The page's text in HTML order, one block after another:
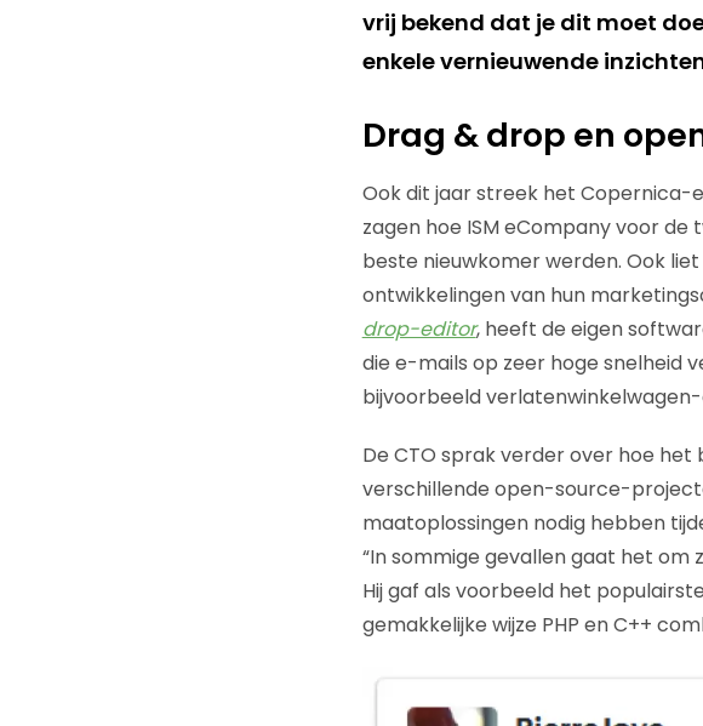
vrij bekend dat je dit moet
enkele vernieuwende
Drag & drop en
Ook dit jaar streek het Copernica-
zagen hoe ISM eCompany voor
beste nieuwkomer werden. Ook
ontwikkelingen van hun
drop-editor, heeft de eigen
die e-mails op zeer hoge snelheid
bijvoorbeeld
De CTO sprak verder over hoe
verschillende open-source-
maatoplossingen nodig hebben
“In sommige gevallen gaat het om
Hij gaf als voorbeeld het
gemakkelijke wijze PHP en C++